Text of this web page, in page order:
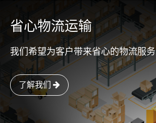
省心物流运输
我们希望为客户带来省心的物流服务
了解我们